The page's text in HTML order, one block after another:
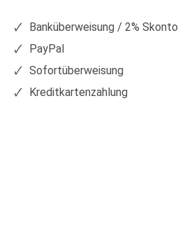
Banküberweisung / 2% Skonto
PayPal
Sofortüberweisung
Kreditkartenzahlung